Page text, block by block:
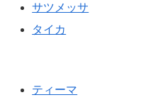
サツメッサ
タイカ
ティーマ